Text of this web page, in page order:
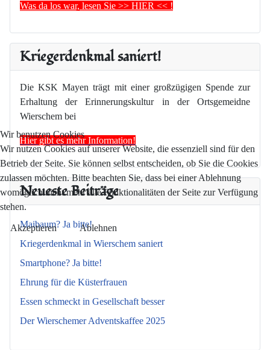
Was da los war, lesen Sie >> HIER << !
Kriegerdenkmal saniert!
Die KSK Mayen trägt mit einer großzügigen Spende zur
Erhaltung der Erinnerungskultur in der Ortsgemeidne
Wierschem bei
Hier gibt es mehr Information!
Neueste Beiträge
Maibaum? Ja bitte!
Kriegerdenkmal in Wierschem saniert
Smartphone? Ja bitte!
Ehrung für die Küsterfrauen
Essen schmeckt in Gesellschaft besser
Der Wierschemer Adventskaffee 2025
Wir benutzen Cookies
Wir nutzen Cookies auf unserer Website, die essenziell sind für den
Betrieb der Seite. Sie können selbst entscheiden, ob Sie die Cookies
zulassen möchten. Bitte beachten Sie, dass bei einer Ablehnung
womöglich nicht mehr alle Funktionalitäten der Seite zur Verfügung
stehen.
Akzeptieren Ablehnen